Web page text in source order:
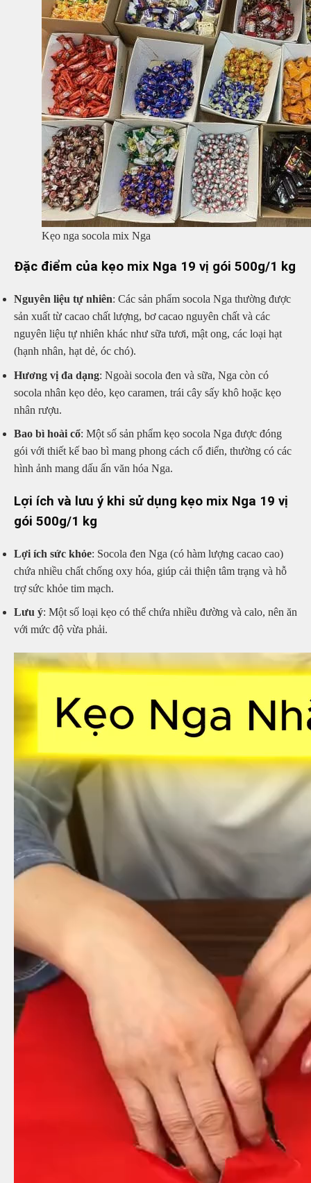
Kẹo nga socola mix Nga
Đặc điểm của kẹo mix Nga 19 vị gói 500g/1 kg
Nguyên liệu tự nhiên: Các sản phẩm socola Nga thường được
sản xuất từ cacao chất lượng, bơ cacao nguyên chất và các
nguyên liệu tự nhiên khác như sữa tươi, mật ong, các loại hạt
(hạnh nhân, hạt dẻ, óc chó).
Hương vị đa dạng: Ngoài socola đen và sữa, Nga còn có
socola nhân kẹo dẻo, kẹo caramen, trái cây sấy khô hoặc kẹo
nhân rượu.
Bao bì hoài cổ: Một số sản phẩm kẹo socola Nga được đóng
gói với thiết kế bao bì mang phong cách cổ điển, thường có các
hình ảnh mang dấu ấn văn hóa Nga.
Lợi ích và lưu ý khi sử dụng kẹo mix Nga 19 vị
gói 500g/1 kg
Lợi ích sức khỏe: Socola đen Nga (có hàm lượng cacao cao)
chứa nhiều chất chống oxy hóa, giúp cải thiện tâm trạng và hỗ
trợ sức khỏe tim mạch.
Lưu ý: Một số loại kẹo có thể chứa nhiều đường và calo, nên ăn
với mức độ vừa phải.